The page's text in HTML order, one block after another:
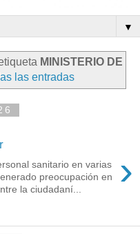
▼
MINISTERIO DE
las entradas
›
sanitario en varias
preocupación en
la ciudadaní...